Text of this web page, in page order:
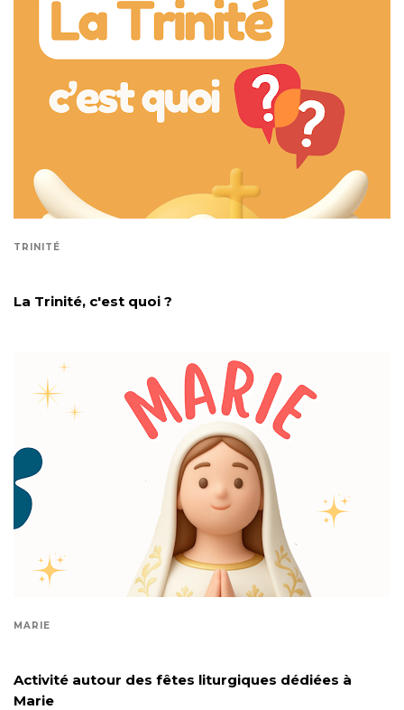
TRINITÉ
La Trinité, c'est quoi ?
MARIE
Activité autour des fêtes liturgiques dédiées à
Marie